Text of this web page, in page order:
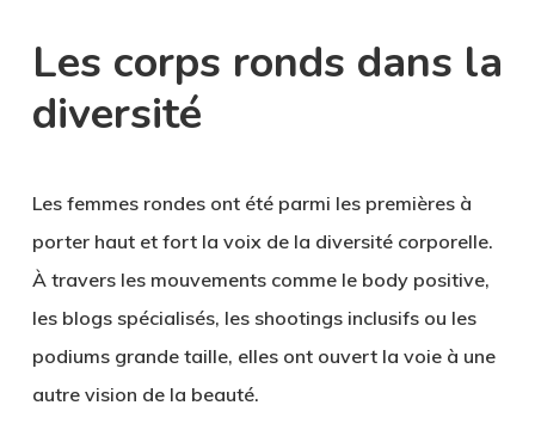
Les corps ronds dans la
diversité
Les femmes rondes ont été parmi les premières à
porter haut et fort la voix de la diversité corporelle.
À travers les mouvements comme le body positive,
les blogs spécialisés, les shootings inclusifs ou les
podiums grande taille, elles ont ouvert la voie à une
autre vision de la beauté.